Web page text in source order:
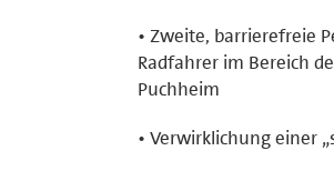
• Zweite, barrierefreie
Radfahrer im Bereich
Puchheim
• Verwirklichung einer